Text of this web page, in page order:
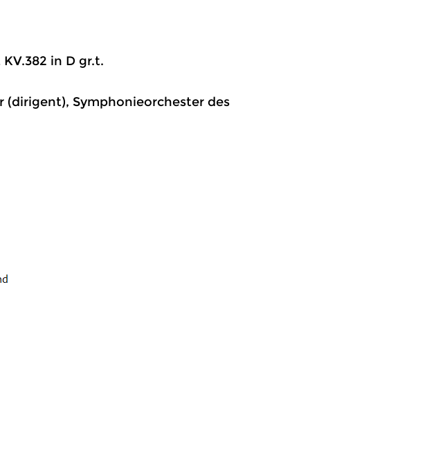
in D gr.t.
(dirigent), Symphonieorchester des